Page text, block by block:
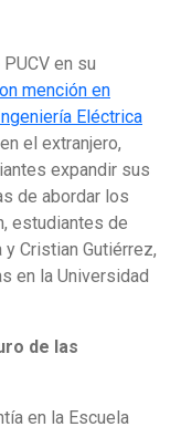
en su
mención en
Eléctrica
el extranjero,
expandir sus
de abordar los
estudiantes de
Cristian Gutiérrez,
en la Universidad
de las
en la Escuela